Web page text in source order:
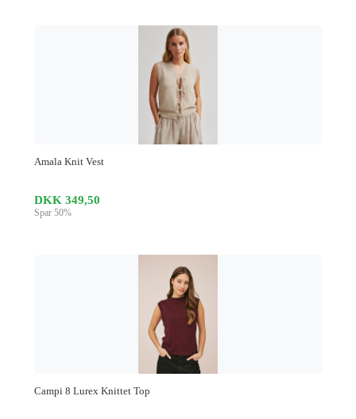
Amala Knit Vest
DKK 349,50
Spar 50%
Campi 8 Lurex Knittet Top